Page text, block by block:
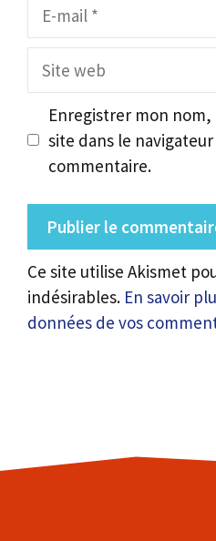
Site
Enregistrer mon
site dans le
commentaire.
Ce site utilise Akismet
indésirables. En savoir
données de vos